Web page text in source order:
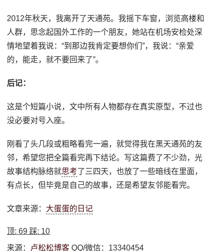
2012年秋天，我离开了天通苑。我摇下车窗，浏览高楼和
人群，思念起国外工作的一个朋友，她站在机场安检处深
情地望着我说：“到那边我肯定要想你们”，我说：“亲爱
的，能走，就不要回来了”。
后记：
这是个短篇小说，文中所有人物都存在真实原型，不过也
没必要对号入座。
刚看了头几段或粗略看完一遍，就觉得我在黑天通苑的友
邻，希望您把全篇看完再下结论。写这篇费了不少劲，光
故事结构脉络就思考了三四天，也放了一些暗线在里面，
有点长，但毕竟是自己的故事，还是希望友邻能看完。
文章来源： 大蛋蛋的日记
顶:69 踩: 10
来源： 卢松松博客 QQ/微信：13340454